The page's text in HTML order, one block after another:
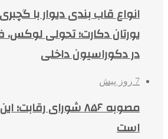
انواع قاب بندی دیوار با
یورتان دکارت؛ تحولی
در دکوراسیون داخلی
7 روز پیش
مصوبه ۸۵۶ شورای
است